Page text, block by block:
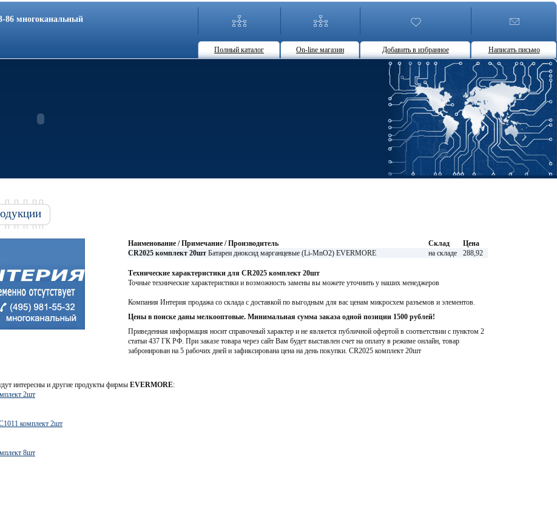
86 многоканальный
Полный каталог On-line магазин Добавить в избранное Написать письмо
Наименование / Примечание / Производитель Склад
Цена
CR2025 комплект 20шт Батареи диоксид марганцевые (Li-MnO2) EVERMORE на складе 288,92
Технические характеристики для CR2025 комплект 20шт
Точные технические характеристики и возможность замены вы можете уточнить у наших менеджеров
Компания Интерия продажа со склада с доставкой по выгодным для вас ценам микросхем разъемов и элементов.
Цены в поиске даны мелкооптовые. Минимальная сумма заказа одной позиции 1500 рублей!
Приведенная информация носит справочный характер и не является публичной офертой в соответствии с пунктом 2
статьи 437 ГК РФ. При заказе товара через сайт Вам будет выставлен счет на оплату в режиме онлайн, товар
забронирован на 5 рабочих дней и зафиксирована цена на день покупки. CR2025 комплект 20шт
интересны и другие продукты фирмы EVERMORE:
2шт
комплект 2шт
8шт